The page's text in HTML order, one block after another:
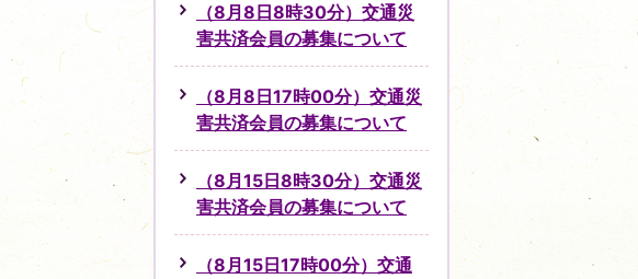
（8月8日8時30分）交通災
害共済会員の募集について
（8月8日17時00分）交通災
害共済会員の募集について
（8月15日8時30分）交通災
害共済会員の募集について
（8月15日17時00分）交通